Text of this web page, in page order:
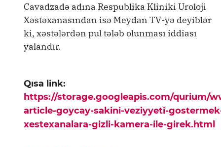
Cavadzadə adına Respublika Kliniki Uroloji
Xəstəxanasından isə Meydan TV-yə deyiblər
ki, xəstələrdən pul tələb olunması iddiası
yalandır.
Qısa link:
https://storage.googleapis.com/qurium/
article-goycay-sakini-veziyyeti-
xestexanalara-gizli-kamera-ile-girek.html